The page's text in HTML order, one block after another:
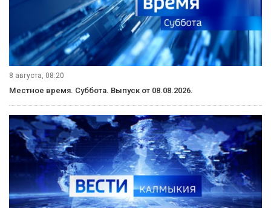
9 августа, 08:00
Вести Юг. Выпуск от 09.08.2026.